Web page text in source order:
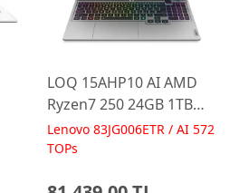
LOQ 15AHP10 AI AMD
Ryzen7 250 24GB 1TB
RTX5060 15.6 IPS FHD
FreeDos Gaming
Lenovo 83JG006ETR / AI 572
TOPs